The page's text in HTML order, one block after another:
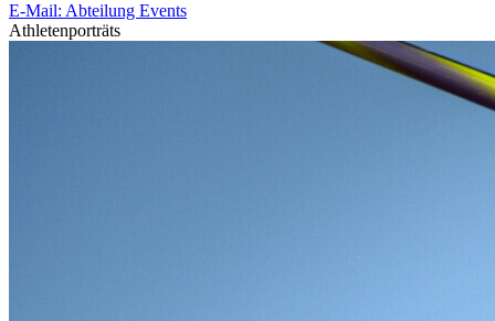
E-Mail: Abteilung Events
Athletenporträts